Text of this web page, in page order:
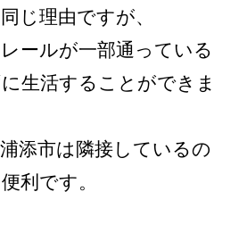
じ理由ですが、
ールが一部通っている
生活することができま
添市は隣接しているの
利です。